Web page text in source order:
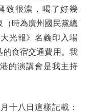
致很濃，喝了好幾
（時為廣州國民黨總
光報》名義印入場
的食宿交通費用。我
的演講會是我主持
八日這樣記載：